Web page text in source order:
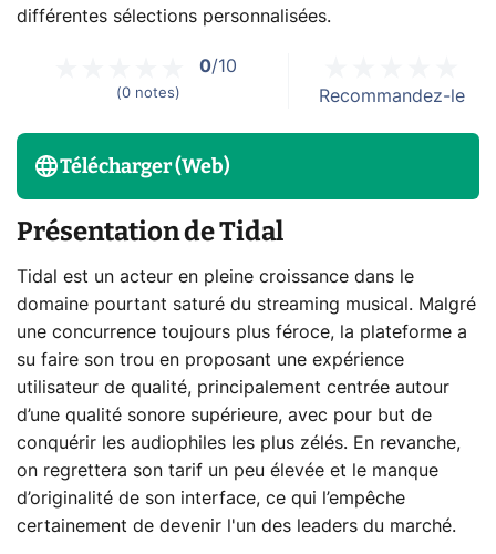
différentes sélections personnalisées.
0/10
(0 notes) Recommandez-le
Télécharger (Web)
Présentation de Tidal
Tidal est un acteur en pleine croissance dans le
domaine pourtant saturé du streaming musical. Malgré
une concurrence toujours plus féroce, la plateforme a
su faire son trou en proposant une expérience
utilisateur de qualité, principalement centrée autour
d’une qualité sonore supérieure, avec pour but de
conquérir les audiophiles les plus zélés. En revanche,
on regrettera son tarif un peu élevée et le manque
d’originalité de son interface, ce qui l’empêche
certainement de devenir l'un des leaders du marché.